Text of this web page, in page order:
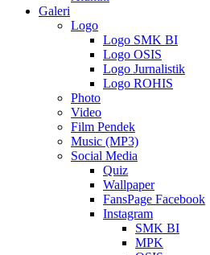
Galeri
Logo
Logo SMK BI
Logo OSIS
Logo Jurnalistik
Logo ROHIS
Photo
Video
Film Pendek
Music (MP3)
Social Media
Quiz
Wallpaper
FansPage Facebook
Instagram
SMK BI
MPK